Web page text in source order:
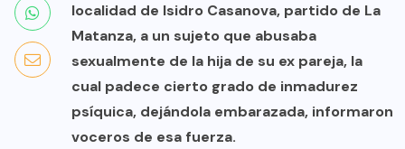
localidad de Isidro Casanova, partido de La
Matanza, a un sujeto que abusaba
sexualmente de la hija de su ex pareja, la
cual padece cierto grado de inmadurez
psíquica, dejándola embarazada, informaron
voceros de esa fuerza.